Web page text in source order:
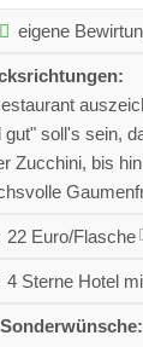
eigene
gut" soll's sein,
Zucchini, bis
22 Euro/Flasche
4 Sterne Hotel